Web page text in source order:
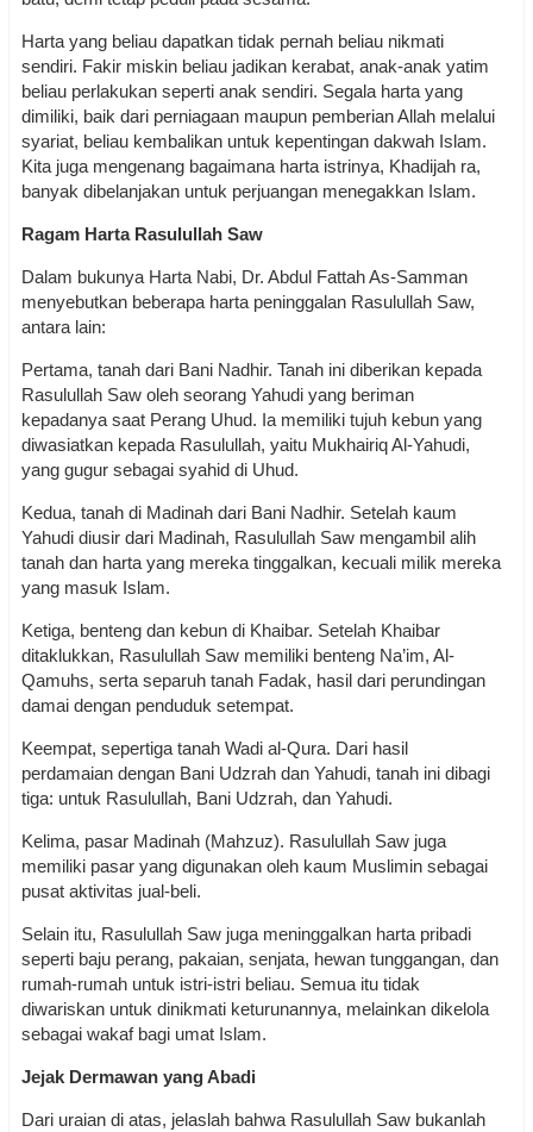
Harta yang beliau dapatkan tidak pernah beliau nikmati
sendiri. Fakir miskin beliau jadikan kerabat, anak-anak yatim
beliau perlakukan seperti anak sendiri. Segala harta yang
dimiliki, baik dari perniagaan maupun pemberian Allah melalui
syariat, beliau kembalikan untuk kepentingan dakwah Islam.
Kita juga mengenang bagaimana harta istrinya, Khadijah ra,
banyak dibelanjakan untuk perjuangan menegakkan Islam.
Ragam Harta Rasulullah Saw
Dalam bukunya Harta Nabi, Dr. Abdul Fattah As-Samman
menyebutkan beberapa harta peninggalan Rasulullah Saw,
antara lain:
Pertama, tanah dari Bani Nadhir. Tanah ini diberikan kepada
Rasulullah Saw oleh seorang Yahudi yang beriman
kepadanya saat Perang Uhud. Ia memiliki tujuh kebun yang
diwasiatkan kepada Rasulullah, yaitu Mukhairiq Al-Yahudi,
yang gugur sebagai syahid di Uhud.
Kedua, tanah di Madinah dari Bani Nadhir. Setelah kaum
Yahudi diusir dari Madinah, Rasulullah Saw mengambil alih
tanah dan harta yang mereka tinggalkan, kecuali milik mereka
yang masuk Islam.
Ketiga, benteng dan kebun di Khaibar. Setelah Khaibar
ditaklukkan, Rasulullah Saw memiliki benteng Na’im, Al-
Qamuhs, serta separuh tanah Fadak, hasil dari perundingan
damai dengan penduduk setempat.
Keempat, sepertiga tanah Wadi al-Qura. Dari hasil
perdamaian dengan Bani Udzrah dan Yahudi, tanah ini dibagi
tiga: untuk Rasulullah, Bani Udzrah, dan Yahudi.
Kelima, pasar Madinah (Mahzuz). Rasulullah Saw juga
memiliki pasar yang digunakan oleh kaum Muslimin sebagai
pusat aktivitas jual-beli.
Selain itu, Rasulullah Saw juga meninggalkan harta pribadi
seperti baju perang, pakaian, senjata, hewan tunggangan, dan
rumah-rumah untuk istri-istri beliau. Semua itu tidak
diwariskan untuk dinikmati keturunannya, melainkan dikelola
sebagai wakaf bagi umat Islam.
Jejak Dermawan yang Abadi
Dari uraian di atas, jelaslah bahwa Rasulullah Saw bukanlah